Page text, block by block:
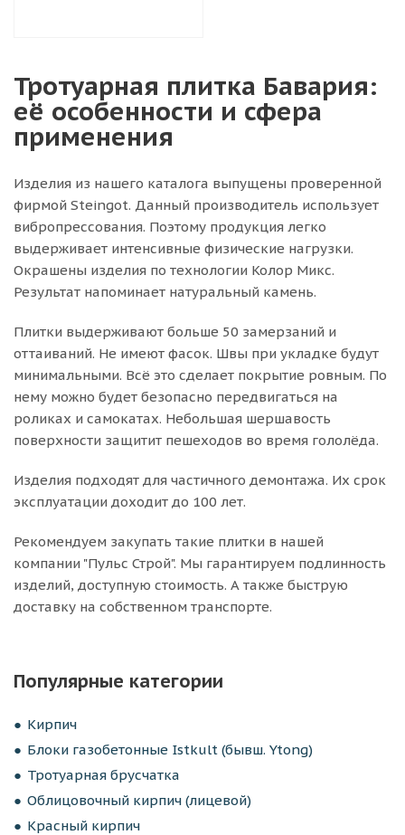
Тротуарная плитка Бавария:
её особенности и сфера
применения
Изделия из нашего каталога выпущены проверенной
фирмой Steingot. Данный производитель использует
вибропрессования. Поэтому продукция легко
выдерживает интенсивные физические нагрузки.
Окрашены изделия по технологии Колор Микс.
Результат напоминает натуральный камень.
Плитки выдерживают больше 50 замерзаний и
оттаиваний. Не имеют фасок. Швы при укладке будут
минимальными. Всё это сделает покрытие ровным. По
нему можно будет безопасно передвигаться на
роликах и самокатах. Небольшая шершавость
поверхности защитит пешеходов во время гололёда.
Изделия подходят для частичного демонтажа. Их срок
эксплуатации доходит до 100 лет.
Рекомендуем закупать такие плитки в нашей
компании "Пульс Строй". Мы гарантируем подлинность
изделий, доступную стоимость. А также быструю
доставку на собственном транспорте.
Популярные категории
Кирпич
Блоки газобетонные Istkult (бывш. Ytong)
Тротуарная брусчатка
Облицовочный кирпич (лицевой)
Красный кирпич